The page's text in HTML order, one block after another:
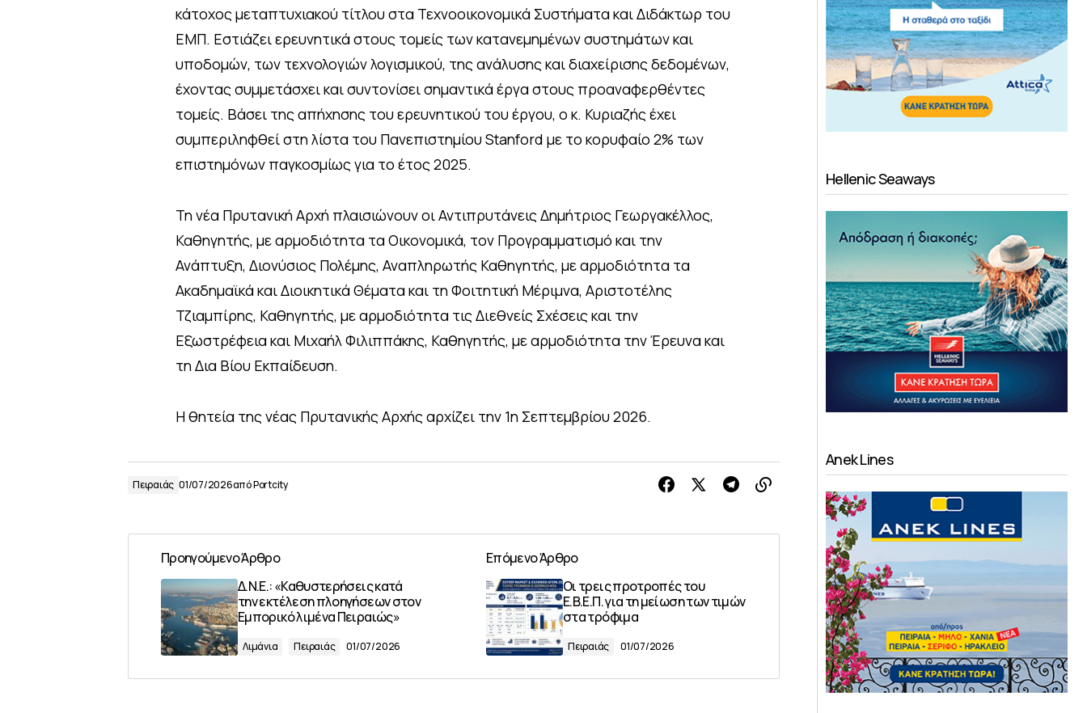
κάτοχος μεταπτυχιακού τίτλου στα Τεχνοοικονομικά Συστήματα και Διδάκτωρ του
ΕΜΠ. Εστιάζει ερευνητικά στους τομείς των κατανεμημένων συστημάτων και
υποδομών, των τεχνολογιών λογισμικού, της ανάλυσης και διαχείρισης δεδομένων,
έχοντας συμμετάσχει και συντονίσει σημαντικά έργα στους προαναφερθέντες
τομείς. Βάσει της απήχησης του ερευνητικού του έργου, ο κ. Κυριαζής έχει
συμπεριληφθεί στη λίστα του Πανεπιστημίου Stanford με το κορυφαίο 2% των
επιστημόνων παγκοσμίως για το έτος 2025.
Τη νέα Πρυτανική Αρχή πλαισιώνουν οι Αντιπρυτάνεις Δημήτριος Γεωργακέλλος,
Καθηγητής, με αρμοδιότητα τα Οικονομικά, τον Προγραμματισμό και την
Ανάπτυξη, Διονύσιος Πολέμης, Αναπληρωτής Καθηγητής, με αρμοδιότητα τα
Ακαδημαϊκά και Διοικητικά Θέματα και τη Φοιτητική Μέριμνα, Αριστοτέλης
Τζιαμπίρης, Καθηγητής, με αρμοδιότητα τις Διεθνείς Σχέσεις και την
Εξωστρέφεια και Μιχαήλ Φιλιππάκης, Καθηγητής, με αρμοδιότητα την Έρευνα και
τη Δια Βίου Εκπαίδευση.
Η θητεία της νέας Πρυτανικής Αρχής αρχίζει την 1η Σεπτεμβρίου 2026.
Πειραιάς 01/07/2026απόPortcity
Προηγούμενο Άρθρο
Δ.Ν.Ε.: «Καθυστερήσεις κατά
την εκτέλεση πλοηγήσεων στον
Εμπορικό λιμένα Πειραιώς»
Λιμάνια Πειραιάς 01/07/2026
Επόμενο Άρθρο
Οι τρεις προτροπές του
Ε.Β.Ε.Π. για τη μείωση των τιμών
στα τρόφιμα
Πειραιάς 01/07/2026
Hellenic Seaways
Anek Lines